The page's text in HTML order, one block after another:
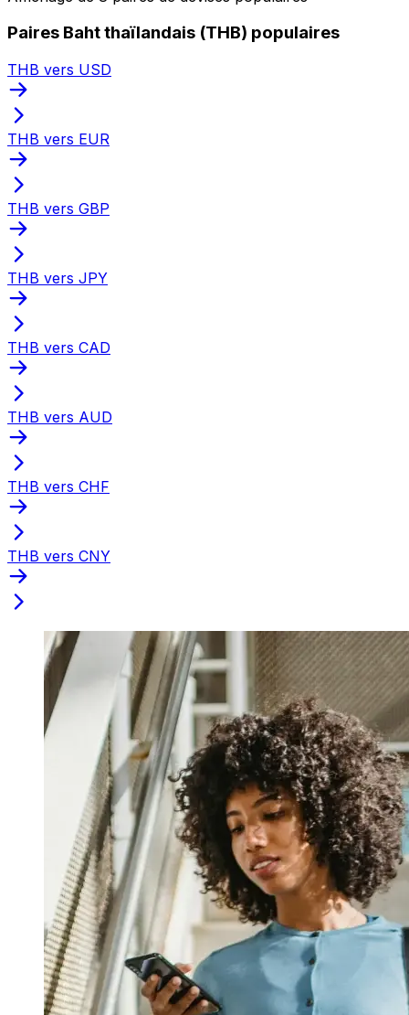
Paires Baht thaïlandais (THB) populaires
THB vers USD
THB vers EUR
THB vers GBP
THB vers JPY
THB vers CAD
THB vers AUD
THB vers CHF
THB vers CNY